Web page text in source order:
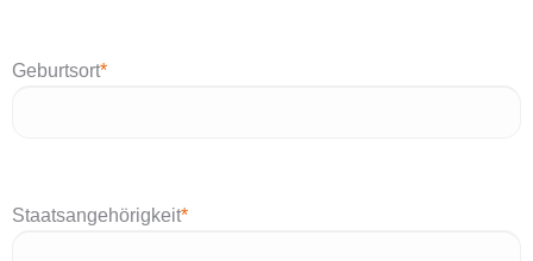
Geburtsort*
Staatsangehörigkeit*